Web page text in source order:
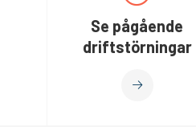
Se pågående
driftstörningar